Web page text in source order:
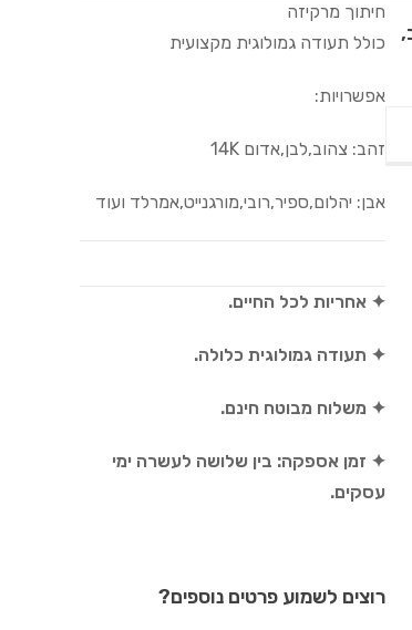
חיתוך מרקיזה
כולל תעודה גמולוגית מקצועית
אפשרויות:
זהב: צהוב,לבן,אדום 14K
אבן: יהלום,ספיר,רובי,מורגנייט,אמרלד ועוד
✦ אחריות לכל החיים.
✦ תעודה גמולוגית כלולה.
✦ משלוח מבוטח חינם.
✦ זמן אספקה: בין שלושה לעשרה ימי
עסקים.
רוצים לשמוע פרטים נוספים?